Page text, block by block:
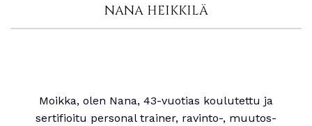
NANA HEIKKILÄ
Moikka, olen Nana, 43-vuotias koulutettu ja
sertifioitu personal trainer, ravinto-, muutos-